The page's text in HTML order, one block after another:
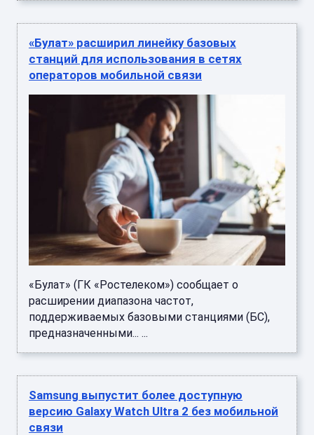
«Булат» расширил линейку базовых
станций для использования в сетях
операторов мобильной связи
«Булат» (ГК «Ростелеком») сообщает о
расширении диапазона частот,
поддерживаемых базовыми станциями (БС),
предназначенными... ...
Samsung выпустит более доступную
версию Galaxy Watch Ultra 2 без мобильной
связи